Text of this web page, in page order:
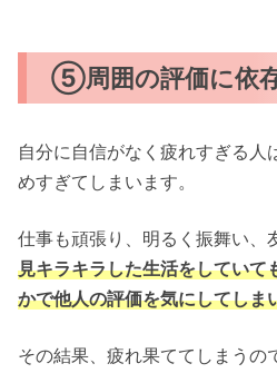
⑤周囲の評価に依
自分に自信がなく疲れすぎる人
めすぎてしまいます。
仕事も頑張り、明るく振舞い、
見キラキラした生活をしていて
かで他人の評価を気にしてしま
その結果、疲れ果ててしまうの